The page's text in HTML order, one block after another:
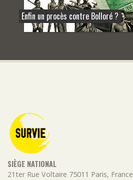
Enfin un procès contre Bolloré ?
SIÈGE NATIONAL
21ter Rue Voltaire 75011 Paris, France